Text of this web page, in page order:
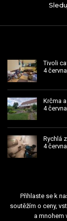
Tivoli
4
Krčma
4
Rychlá
4
Přihlaste se k
soutěžím o ceny,
a mnohem